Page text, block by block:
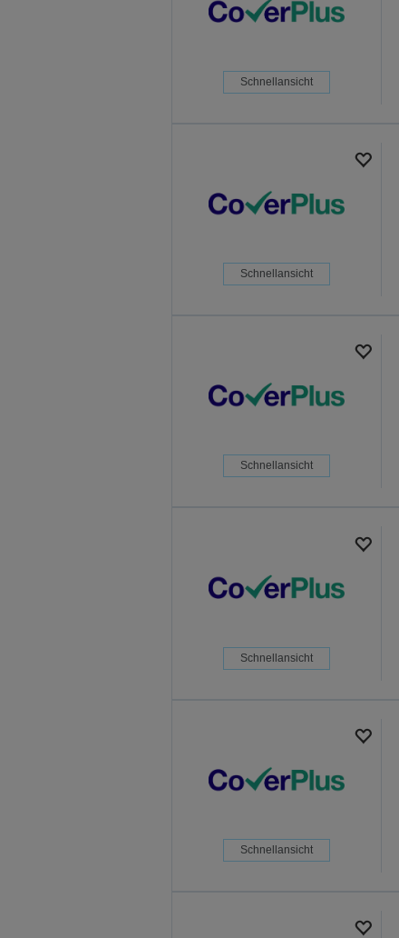
Schnellansicht
Schnellansicht
Schnellansicht
Schnellansicht
Schnellansicht